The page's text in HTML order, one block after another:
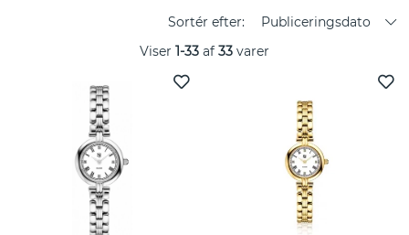
Sortér efter:
Publiceringsdato
Viser 1-33 af 33 varer